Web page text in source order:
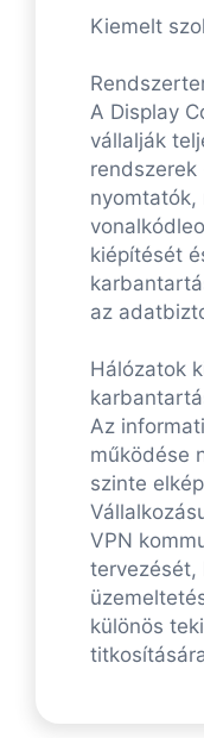
Kiemelt
A Display
vállalják
rendszerek
nyomtatók,
kiépítését
az
Hálózatok
Az
működése
szinte
VPN
tervezését,
különös